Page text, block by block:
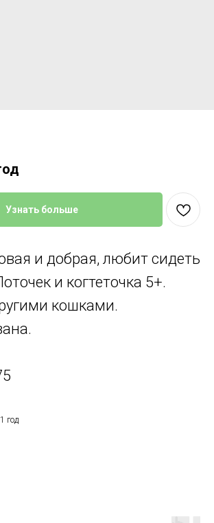
Узнать больше
и добрая, любит сидеть
и когтеточка 5+.
кошками.
год